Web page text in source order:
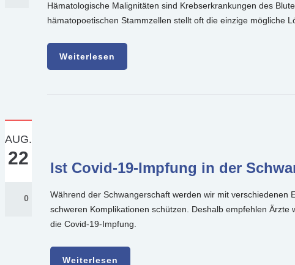
Hämatologische Malignitäten sind Krebserkrankungen des
hämatopoetischen Stammzellen stellt oft die einzige mögliche
Weiterlesen
AUG.
22
0
Ist Covid-19-Impfung in der
Während der Schwangerschaft werden wir mit
schweren Komplikationen schützen. Deshalb empfehlen
die Covid-19-Impfung.
Weiterlesen